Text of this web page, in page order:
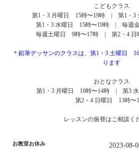
こどもクラス
第1・3 月曜日 15時〜19時 | 第1・3
第1・3 水曜日 15時〜19時 | 毎週
毎週土曜日 9時〜17時 | 第2・4 日
＊鉛筆デッサンのクラスは、第1・3 土曜日
ります
おとなクラス
第1・3 月曜日 10時〜14時 | 第3
第2・4 日曜日 13時〜
レッスンの振替はご相談く
お教室お休み 2023-08-